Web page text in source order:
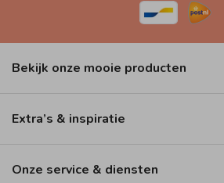
Bekijk onze mooie producten
Extra’s & inspiratie
Onze service & diensten